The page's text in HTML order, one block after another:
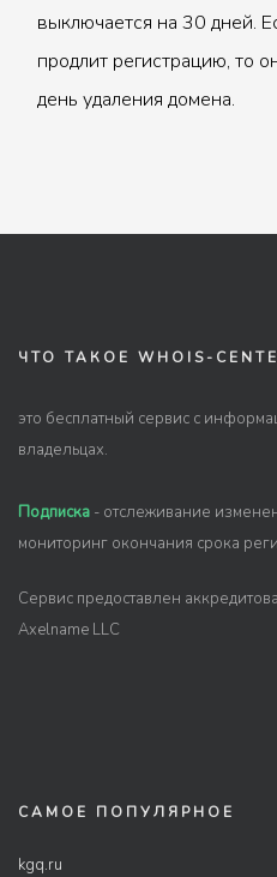
выключается на 30 дней.
продлит регистрацию, то
день удаления домена.
ЧТО ТАКОЕ WHOIS-
это бесплатный сервис с
владельцах.
Подписка - отслеживание
мониторинг окончания срока
Сервис предоставлен
Axelname LLC
САМОЕ ПОПУЛЯРНОЕ
kgq.ru